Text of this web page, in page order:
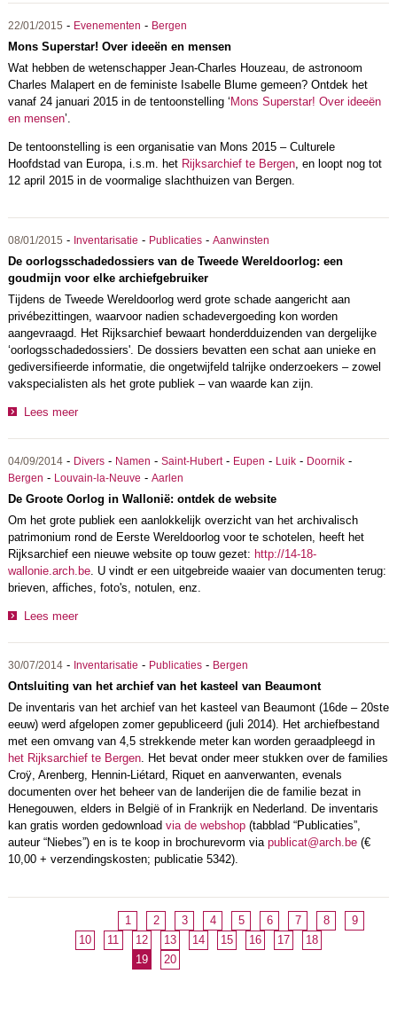
22/01/2015 - Evenementen - Bergen
Mons Superstar! Over ideeën en mensen
Wat hebben de wetenschapper Jean-Charles Houzeau, de astronoom
Charles Malapert en de feministe Isabelle Blume gemeen? Ontdek het
vanaf 24 januari 2015 in de tentoonstelling ‘ Mons Superstar! Over ideeën
en mensen’.
De tentoonstelling is een organisatie van Mons 2015 – Culturele
Hoofdstad van Europa, i.s.m. het Rijksarchief te Bergen, en loopt nog tot
12 april 2015 in de voormalige slachthuizen van Bergen.
08/01/2015 - Inventarisatie - Publicaties- Aanwinsten
De oorlogsschadedossiers van de Tweede Wereldoorlog: een
goudmijn voor elke archiefgebruiker
Tijdens de Tweede Wereldoorlog werd grote schade aangericht aan
privébezittingen, waarvoor nadien schadevergoeding kon worden
aangevraagd. Het Rijksarchief bewaart honderdduizenden van dergelijke
‘oorlogsschadedossiers'. De dossiers bevatten een schat aan unieke en
gediversifieerde informatie, die ongetwijfeld talrijke onderzoekers – zowel
vakspecialisten als het grote publiek – van waarde kan zijn.
Lees meer
04/09/2014- Divers- Namen - Saint-Hubert- Eupen - Luik- Doornik-
Bergen - Louvain-la-Neuve - Aarlen
De Groote Oorlog in Wallonië: ontdek de website
Om het grote publiek een aanlokkelijk overzicht van het archivalisch
patrimonium rond de Eerste Wereldoorlog voor te schotelen, heeft het
Rijksarchief een nieuwe website op touw gezet: http://14-18-
wallonie.arch.be. U vindt er een uitgebreide waaier van documenten terug:
brieven, affiches, foto's, notulen, enz.
Lees meer
30/07/2014- Inventarisatie - Publicaties- Bergen
Ontsluiting van het archief van het kasteel van Beaumont
De inventaris van het archief van het kasteel van Beaumont (16de – 20ste
eeuw) werd afgelopen zomer gepubliceerd (juli 2014). Het archiefbestand
met een omvang van 4,5 strekkende meter kan worden geraadpleegd in
het Rijksarchief te Bergen. Het bevat onder meer stukken over de families
Croÿ, Arenberg, Hennin-Liétard, Riquet en aanverwanten, evenals
documenten over het beheer van de landerijen die de familie bezat in
Henegouwen, elders in België of in Frankrijk en Nederland. De inventaris
kan gratis worden gedownload via de webshop(tabblad “Publicaties”,
auteur “Niebes”) en is te koop in brochurevorm via publicat@arch.be(€
10,00 + verzendingskosten; publicatie 5342).
1 2 3 4 5 6 7 8
9
10
11 12 13 14 15 16 17
18
19
20